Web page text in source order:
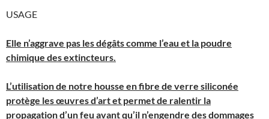
USAGE
Elle n’aggrave pas les dégâts comme l’eau et la poudre
chimique des extincteurs.
L’utilisation de notre housse en fibre de verre siliconée
protège les œuvres d’art et permet de ralentir la
propagation d’un feu avant qu’il n’engendre des dommages